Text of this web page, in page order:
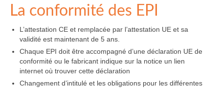
La conformité des EPI
L’attestation CE et remplacée par l’attestation UE et sa
validité est maintenant de 5 ans.
Chaque EPI doit être accompagné d’une déclaration UE de
conformité ou le fabricant indique sur la notice un lien
internet où trouver cette déclaration
Changement d’intitulé et les obligations pour les différentes